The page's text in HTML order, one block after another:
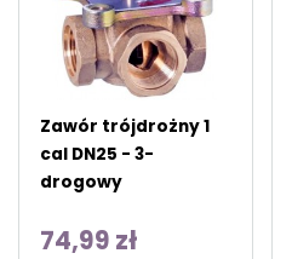
Zawór trójdrożny 1
cal DN25 - 3-
drogowy
74,99 zł